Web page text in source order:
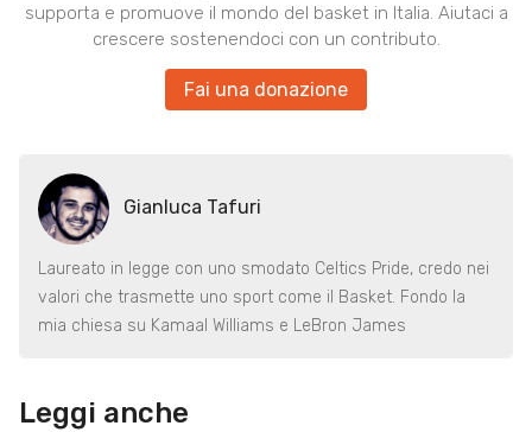
supporta e promuove il mondo del basket in Italia. Aiutaci a
crescere sostenendoci con un contributo.
Fai una donazione
Gianluca Tafuri
Laureato in legge con uno smodato Celtics Pride, credo nei
valori che trasmette uno sport come il Basket. Fondo la
mia chiesa su Kamaal Williams e LeBron James
Leggi anche